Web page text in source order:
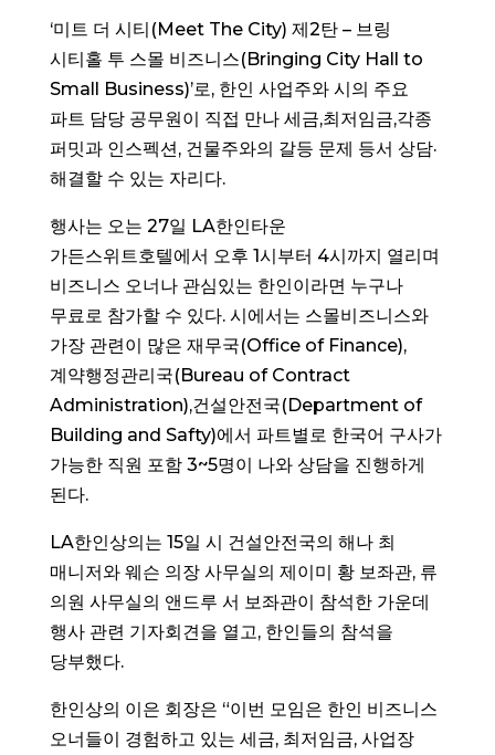
‘미트 더 시티(Meet The City) 제2탄 – 브링
시티홀 투 스몰 비즈니스(Bringing City Hall to
Small Business)’로, 한인 사업주와 시의 주요
파트 담당 공무원이 직접 만나 세금,최저임금,각종
퍼밋과 인스펙션, 건물주와의 갈등 문제 등서 상담·
해결할 수 있는 자리다.
행사는 오는 27일 LA한인타운
가든스위트호텔에서 오후 1시부터 4시까지 열리며
비즈니스 오너나 관심있는 한인이라면 누구나
무료로 참가할 수 있다. 시에서는 스몰비즈니스와
가장 관련이 많은 재무국(Office of Finance),
계약행정관리국(Bureau of Contract
Administration),건설안전국(Department of
Building and Safty)에서 파트별로 한국어 구사가
가능한 직원 포함 3~5명이 나와 상담을 진행하게
된다.
LA한인상의는 15일 시 건설안전국의 해나 최
매니저와 웨슨 의장 사무실의 제이미 황 보좌관, 류
의원 사무실의 앤드루 서 보좌관이 참석한 가운데
행사 관련 기자회견을 열고, 한인들의 참석을
당부했다.
한인상의 이은 회장은 “이번 모임은 한인 비즈니스
오너들이 경험하고 있는 세금, 최저임금, 사업장